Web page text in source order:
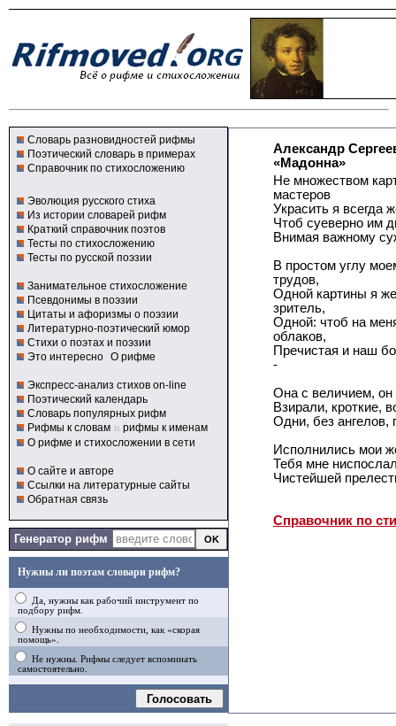
Словарь разновидностей рифмы
Поэтический словарь в примерах
Справочник по стихосложению
Эволюция русского стиха
Из истории словарей рифм
Краткий справочник поэтов
Тесты по стихосложению
Тесты по русской поэзии
Занимательное стихосложение
Псевдонимы в поэзии
Цитаты и афоризмы о поэзии
Литературно-поэтический юмор
Стихи о поэтах и поэзии
Это интересно О рифме
Экспресс-анализ стихов on-line
Поэтический календарь
Словарь популярных рифм
Рифмы к словам и рифмы к именам
О рифме и стихосложении в сети
О сайте и авторе
Ссылки на литературные сайты
Обратная связь
Генератор рифм
Нужны ли поэтам словари рифм?
Да, нужны как рабочий инструмент по
подбору рифм.
Нужны по необходимости, как «скорая
помощь».
Не нужны. Рифмы следует вспоминать
самостоятельно.
Голосовать
Александр
«Мадонна»
Не множеством
мастеров
Украсить я всегда
Чтоб суеверно им
Внимая важному
В простом углу
трудов,
Одной картины я
зритель,
Одной: чтоб на
облаков,
Пречистая и наш
-
Она с величием, он
Взирали, кроткие,
Одни, без
Исполнились мои
Тебя мне
Чистейшей
Справочник по